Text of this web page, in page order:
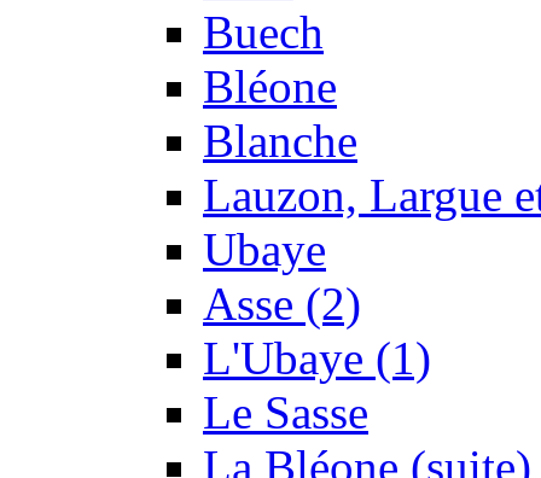
Buech
Bléone
Blanche
Lauzon, Largue
Ubaye
Asse (2)
L'Ubaye (1)
Le Sasse
La Bléone (suite)